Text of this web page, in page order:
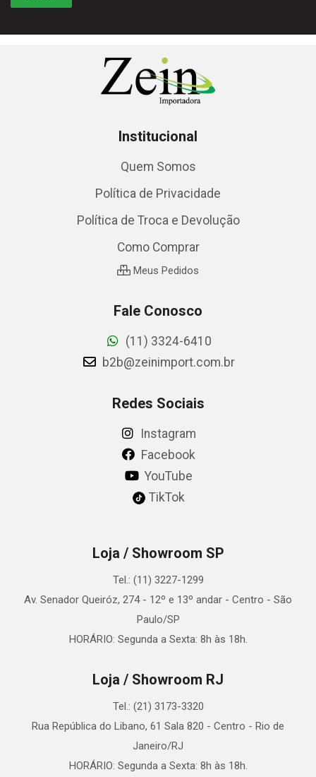
Institucional
Quem Somos
Política de Privacidade
Política de Troca e Devolução
Como Comprar
Meus Pedidos
Fale Conosco
(11) 3324-6410
b2b@zeinimport.com.br
Redes Sociais
Instagram
Facebook
YouTube
TikTok
Loja / Showroom SP
Tel.: (11) 3227-1299
Av. Senador Queiróz, 274 - 12º e 13º andar - Centro - São
Paulo/SP
HORÁRIO: Segunda a Sexta: 8h às 18h.
Loja / Showroom RJ
Tel.: (21) 3173-3320
Rua República do Libano, 61 Sala 820 - Centro - Rio de
Janeiro/RJ
HORÁRIO: Segunda a Sexta: 8h às 18h.